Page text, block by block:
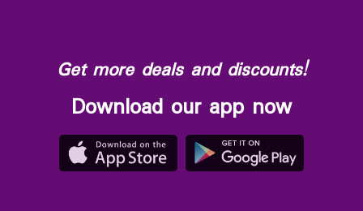
Get more deals and discounts!
Download our app now